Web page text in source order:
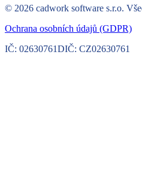
© 2026 cadwork software s.r.o.
Ochrana osobních údajů (GDPR)
IČ: 02630761DIČ: CZ02630761